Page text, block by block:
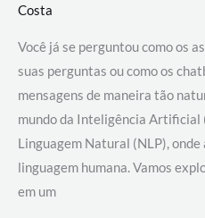
Costa
Você já se perguntou como os
suas perguntas ou como os
mensagens de maneira tão
mundo da Inteligência Artificial
Linguagem Natural (NLP),
linguagem humana. Vamos
em um